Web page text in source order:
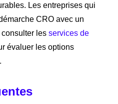
Les entreprises qui
CRO avec un
les services de
évaluer les options